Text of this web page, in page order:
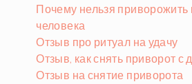
Почему нельзя приворожить
человека
Отзыв про ритуал на удачу
Отзыв, как снять приворот с
Отзыв на снятие приворота